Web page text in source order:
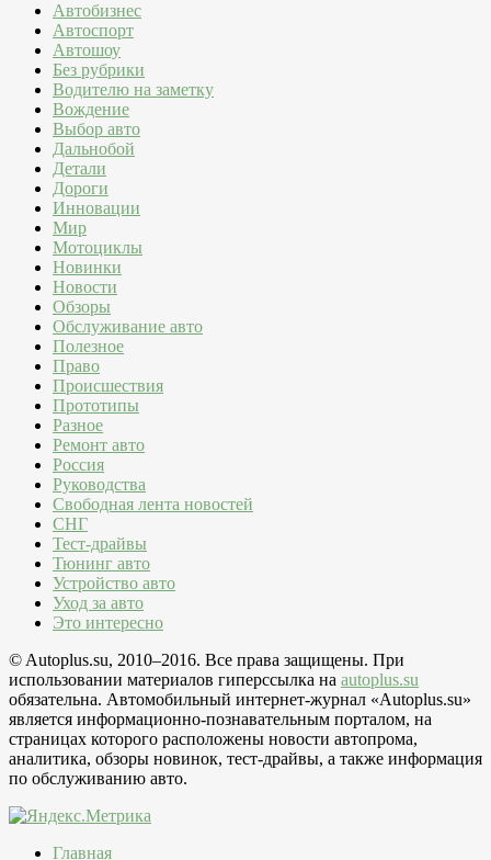
Автобизнес
Автоспорт
Автошоу
Без рубрики
Водителю на заметку
Вождение
Выбор авто
Дальнобой
Детали
Дороги
Инновации
Мир
Мотоциклы
Новинки
Новости
Обзоры
Обслуживание авто
Полезное
Право
Происшествия
Прототипы
Разное
Ремонт авто
Россия
Руководства
Свободная лента новостей
СНГ
Тест-драйвы
Тюнинг авто
Устройство авто
Уход за авто
Это интересно
© Autoplus.su, 2010–2016. Все права защищены. При
использовании материалов гиперссылка на autoplus.su
обязательна. Автомобильный интернет-журнал «Autoplus.su»
является информационно-познавательным порталом, на
страницах которого расположены новости автопрома,
аналитика, обзоры новинок, тест-драйвы, а также информация
по обслуживанию авто.
Главная